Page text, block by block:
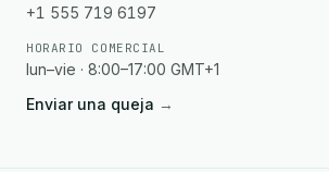
+1 555 719 6197
HORARIO COMERCIAL
lun–vie · 8:00–17:00 GMT+1
Enviar una queja →